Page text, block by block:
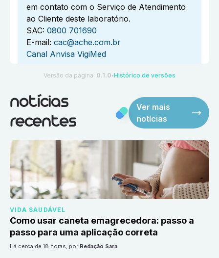
em contato com o Serviço de Atendimento
ao Cliente deste laboratório.
SAC: 0800 701690
E-mail: cac@ache.com.br
Canal Anvisa VigiMed
Versão da página: 0.1.0 ●Histórico de versões
notícias
recentes
Ver mais
notícias
VIDA SAUDÁVEL
Como usar caneta emagrecedora: passo a
passo para uma aplicação correta
há cerca de 18 horas, por Redação Sara